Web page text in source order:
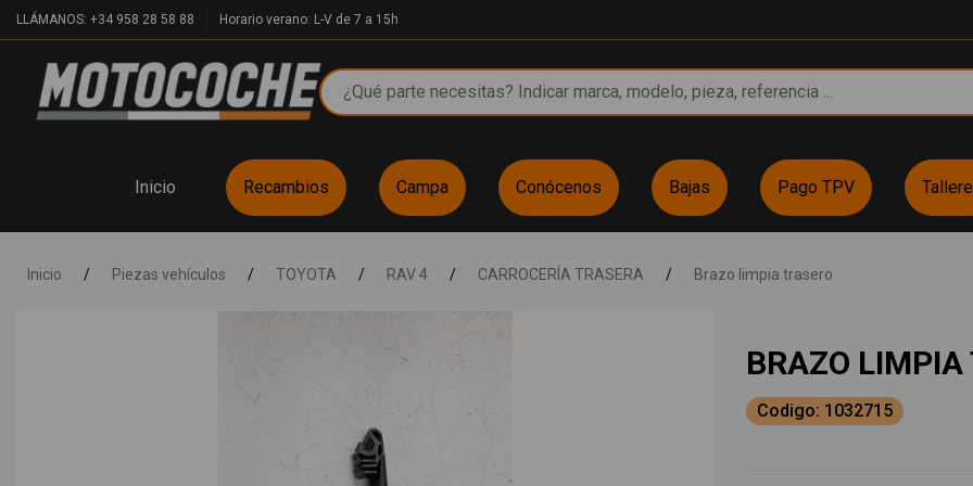
LLÁMANOS: +34 958 28 58 88 Horario verano: L-V de 7 a 15h
Inicio Recambios Campa Conócenos Bajas Pago TPV
Inicio / Piezas vehículos / TOYOTA / RAV 4 / CARROCERÍA TRASERA / Brazo limpia trasero
BRAZO
Codigo: 1032715